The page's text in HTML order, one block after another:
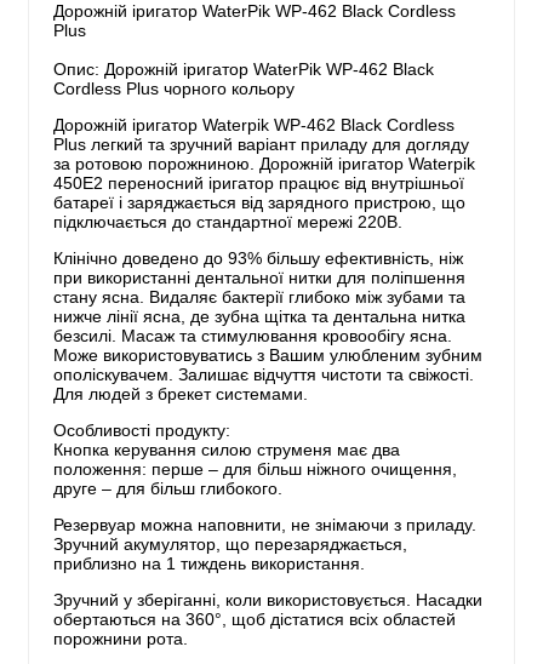
Дорожній іригатор WaterPik WP-462 Black Cordless
Plus
Опис: Дорожній іригатор WaterPik WP-462 Black
Cordless Plus чорного кольору
Дорожній іригатор Waterpik WP-462 Black Cordless
Plus легкий та зручний варіант приладу для догляду
за ротовою порожниною. Дорожній іригатор Waterpik
450E2 переносний іригатор працює від внутрішньої
батареї і заряджається від зарядного пристрою, що
підключається до стандартної мережі 220В.
Клінічно доведено до 93% більшу ефективність, ніж
при використанні дентальної нитки для поліпшення
стану ясна. Видаляє бактерії глибоко між зубами та
нижче лінії ясна, де зубна щітка та дентальна нитка
безсилі. Масаж та стимулювання кровообігу ясна.
Може використовуватись з Вашим улюбленим зубним
ополіскувачем. Залишає відчуття чистоти та свіжості.
Для людей з брекет системами.
Особливості продукту:
Кнопка керування силою струменя має два
положення: перше – для більш ніжного очищення,
друге – для більш глибокого.
Резервуар можна наповнити, не знімаючи з приладу.
Зручний акумулятор, що перезаряджається,
приблизно на 1 тиждень використання.
Зручний у зберіганні, коли використовується. Насадки
обертаються на 360°, щоб дістатися всіх областей
порожнини рота.